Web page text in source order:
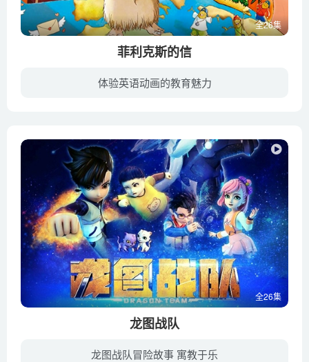
全26集
菲利克斯的信
体验英语动画的教育魅力
全26集
龙图战队
龙图战队冒险故事 寓教于乐